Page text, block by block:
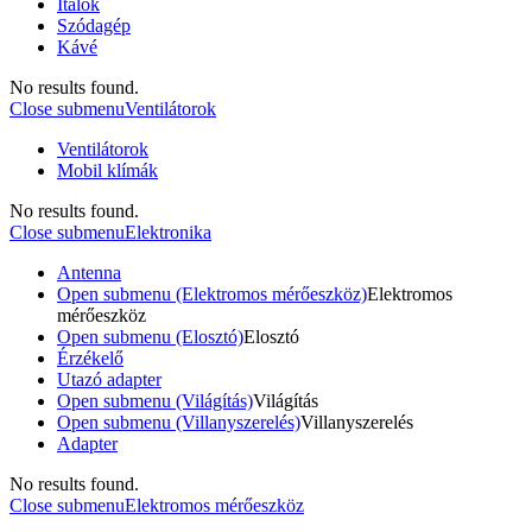
Italok
Szódagép
Kávé
No results found.
Close submenuVentilátorok
Ventilátorok
Mobil klímák
No results found.
Close submenuElektronika
Antenna
Open submenu (Elektromos mérőeszköz)Elektromos
mérőeszköz
Open submenu (Elosztó)Elosztó
Érzékelő
Utazó adapter
Open submenu (Világítás)Világítás
Open submenu (Villanyszerelés)Villanyszerelés
Adapter
No results found.
Close submenuElektromos mérőeszköz